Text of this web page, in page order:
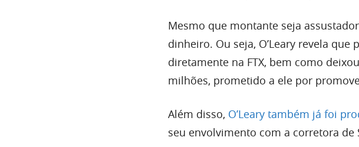
Mesmo que montante seja
dinheiro. Ou seja, O’Leary revela
diretamente na FTX, bem como
milhões, prometido a ele por
Além disso, O’Leary também já foi
seu envolvimento com a corretora de